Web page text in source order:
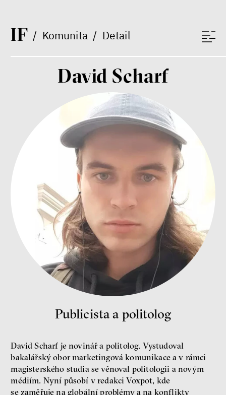
IF/ Komunita/ Detail
budeme mít, ale čí budou, říká
ekonom Palanský
Miroslav Palanský, Petr Bittner
peníze ekonomika
Demokracie v limitech.
Jeffrey Winters o tom, jak
majetek oligarchů určuje
pravidla
Jeffrey A. Winters
Petr Bittner
peníze demokracie
Nová pravidla
Jakub Rákosník
David Scharf
Publicista a politolog
David Scharf je novinář a politolog. Vystudoval
bakalářský obor marketingová komunikace a v rámci
magisterského studia se věnoval politologii a novým
médiím. Nyní působí v redakci Voxpot, kde
se zaměřuje na globální problémy a na konflikty